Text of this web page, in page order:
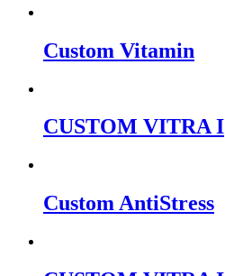
Custom Vitamin
CUSTOM VITRA I
Custom AntiStress